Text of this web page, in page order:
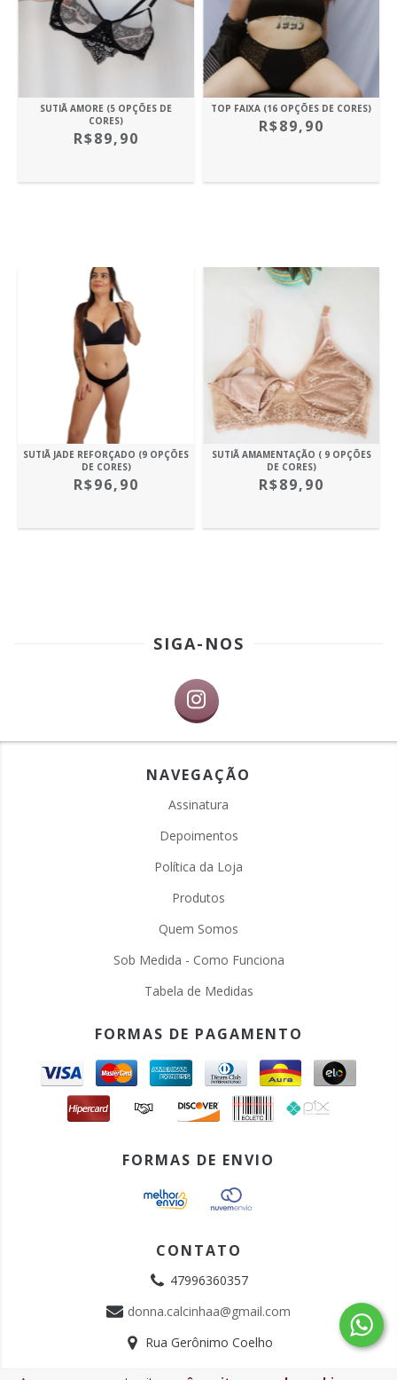
SUTIÃ AMORE (5 OPÇÕES DE
CORES)
R$89,90
TOP FAIXA (16 OPÇÕES DE CORES)
R$89,90
SUTIÃ JADE REFORÇADO (9 OPÇÕES
DE CORES)
R$96,90
SUTIÃ AMAMENTAÇÃO ( 9 OPÇÕES
DE CORES)
R$89,90
SIGA-NOS
NAVEGAÇÃO
Assinatura
Depoimentos
Política da Loja
Produtos
Quem Somos
Sob Medida - Como Funciona
Tabela de Medidas
FORMAS DE PAGAMENTO
FORMAS DE ENVIO
CONTATO
47996360357
donna.calcinhaa@gmail.com
Rua Gerônimo Coelho